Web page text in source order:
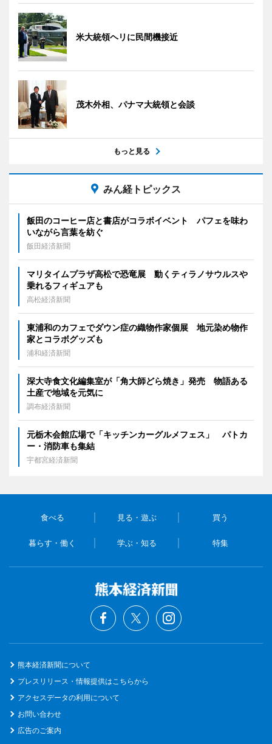
米大統領ヘリに民間機接近
茂木外相、パナマ大統領と会談
もっと見る
みん経トピックス
飯田のコーヒー店と書店がコラボイベント パフェを味わ
いながら言葉を紡ぐ
飯田経済新聞
マリタイムプラザ高松で恐竜展 動くティラノサウルスや
乗れるフィギュアも
高松経済新聞
東浦和のカフェでダウン症の織物作家個展 地元染め物作
家とコラボグッズも
浦和経済新聞
深大寺食文化編集室が「角大師どら焼き」発売 物語ある
土産で地域を元気に
調布経済新聞
元栃木会館広場で「キッチンカーグルメフェス」 パトカ
ー・消防車も集結
宇都宮経済新聞
食べる 見る・遊ぶ 買う
暮らす・働く 学ぶ・知る 特集
熊本経済新聞について
プレスリリース・情報提供はこちらから
アクセスデータの利用について
お問い合わせ
広告のご案内